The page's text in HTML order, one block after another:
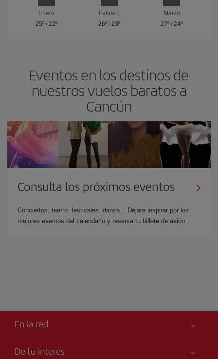
Enero
25º/ 22º
Febrero
26º/ 23º
Marzo
27º /24º
Eventos en los destinos de
nuestros vuelos baratos a
Cancún
Consulta los próximos eventos
Conciertos, teatro, festivales, danza... Déjate inspirar por los
mejores eventos del calendario y reserva tu billete de avión
En la red
De tu interés